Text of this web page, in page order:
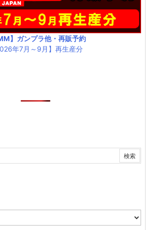
】ガンプラ他・再販予約
年7月～9月】再生産分